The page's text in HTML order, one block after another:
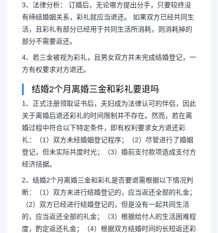
3、法律分析： 订婚后，无论哪方提出分手，只要较终没
有缔结婚姻关系，彩礼就应当退还。 如果双方已经共同生
活，且彩礼有部分已经用于共同生活所消耗，则消耗掉的
部分不需要返还。
4、若三金被视为彩礼，且男女双方并未完成结婚登记，一
方有权要求对方退还。
结婚2个月离婚三金和彩礼要退吗
1、正式注册领取证书后，夫妇成为法律认可的伴侣，因此
关于离婚后退还彩礼的时间限制并不存在。然而，若在离
婚过程中符合以下特定条件，即有权利要求女方退还彩
礼：（1）双方未经婚姻登记程序；（2）尽管进行了婚姻
登记，但未实际共度时光；（3）婚前支付款项造成支付方
经济拮据。
2、结婚2个月离婚三金和彩礼是否要退需根据以下情况判
断：（1）双方未进行结婚登记的，应当返还全部的礼金；
（2）双方已经进行结婚登记的，但是没有一起共同生活
的，应当返还全部的礼金；（3）根据给付人的生活困难程
度，酌定返还礼金；（4）根据双方结婚时间的长短返还彩